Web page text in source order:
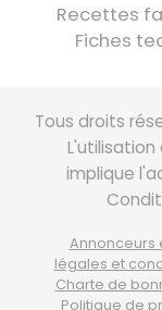
Recettes
Fiches
Tous droits
implique
Annonceurs
légales et
Charte de
Politique de